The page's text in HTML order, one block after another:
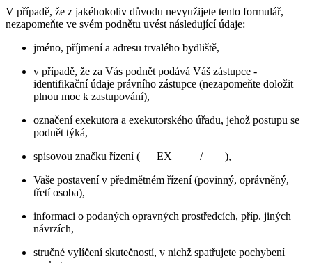
V případě, že z jakéhokoliv důvodu nevyužijete tento formulář,
nezapomeňte ve svém podnětu uvést následující údaje:
jméno, příjmení a adresu trvalého bydliště,
v případě, že za Vás podnět podává Váš zástupce -
identifikační údaje právního zástupce (nezapomeňte doložit
plnou moc k zastupování),
označení exekutora a exekutorského úřadu, jehož postupu se
podnět týká,
spisovou značku řízení (___EX_____/____),
Vaše postavení v předmětném řízení (povinný, oprávněný,
třetí osoba),
informaci o podaných opravných prostředcích, příp. jiných
návrzích,
stručné vylíčení skutečností, v nichž spatřujete pochybení